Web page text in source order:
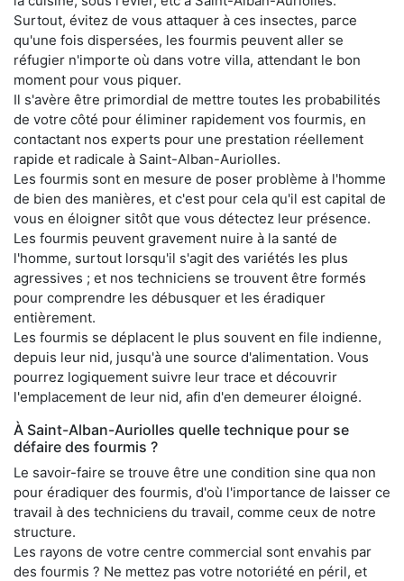
Surtout, évitez de vous attaquer à ces insectes, parce
qu'une fois dispersées, les fourmis peuvent aller se
réfugier n'importe où dans votre villa, attendant le bon
moment pour vous piquer.
Il s'avère être primordial de mettre toutes les probabilités
de votre côté pour éliminer rapidement vos fourmis, en
contactant nos experts pour une prestation réellement
rapide et radicale à Saint-Alban-Auriolles.
Les fourmis sont en mesure de poser problème à l'homme
de bien des manières, et c'est pour cela qu'il est capital de
vous en éloigner sitôt que vous détectez leur présence.
Les fourmis peuvent gravement nuire à la santé de
l'homme, surtout lorsqu'il s'agit des variétés les plus
agressives ; et nos techniciens se trouvent être formés
pour comprendre les débusquer et les éradiquer
entièrement.
Les fourmis se déplacent le plus souvent en file indienne,
depuis leur nid, jusqu'à une source d'alimentation. Vous
pourrez logiquement suivre leur trace et découvrir
l'emplacement de leur nid, afin d'en demeurer éloigné.
À Saint-Alban-Auriolles quelle technique pour se
défaire des fourmis ?
Le savoir-faire se trouve être une condition sine qua non
pour éradiquer des fourmis, d'où l'importance de laisser ce
travail à des techniciens du travail, comme ceux de notre
structure.
Les rayons de votre centre commercial sont envahis par
des fourmis ? Ne mettez pas votre notoriété en péril, et